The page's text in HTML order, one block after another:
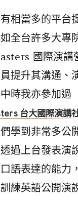
相當多的平台
全台許多大專
國際演講
提升其溝通、
時我亦參加過
台大國際演講
學到非常多公
過上台發表演
語表達的能力
練英語公開演